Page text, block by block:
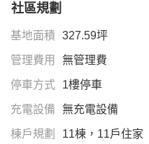
社區規劃
基地面積 327.59坪
管理費用 無管理費
停車方式 1樓停車
充電設備 無充電設備
棟戶規劃 11棟，11戶住家